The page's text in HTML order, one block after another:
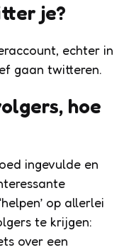
je?
echter in
gaan twitteren.
hoe
ingevulde en
op allerlei
te krijgen:
over een